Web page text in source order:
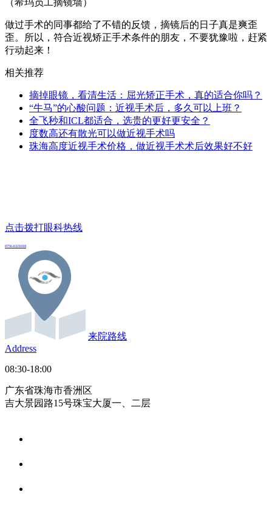
（希玛员工摘镜墙）
做过手术的同事都给了不错的反馈，摘镜后的日子真是爽歪
歪。所以，符合近视矫正手术条件的朋友，不要犹豫啦，赶紧
行动起来！
相关推荐
摘掉眼镜，看清生活：屈光矫正手术，真的适合你吗？
“牛马”的心酸问题：近视手术后，多久可以上班？
全飞秒和ICL都适合，选贵的更好更安全？
度数高还有散光可以做近视手术吗
珠海高度近视手术价格，做近视手术术后效果好不好
点击拨打眼科热线
0756-6321018
来院路线
Address
08:30-18:00
广东省珠海市香洲区
吉大景园路15号珠宝大厦一、二层